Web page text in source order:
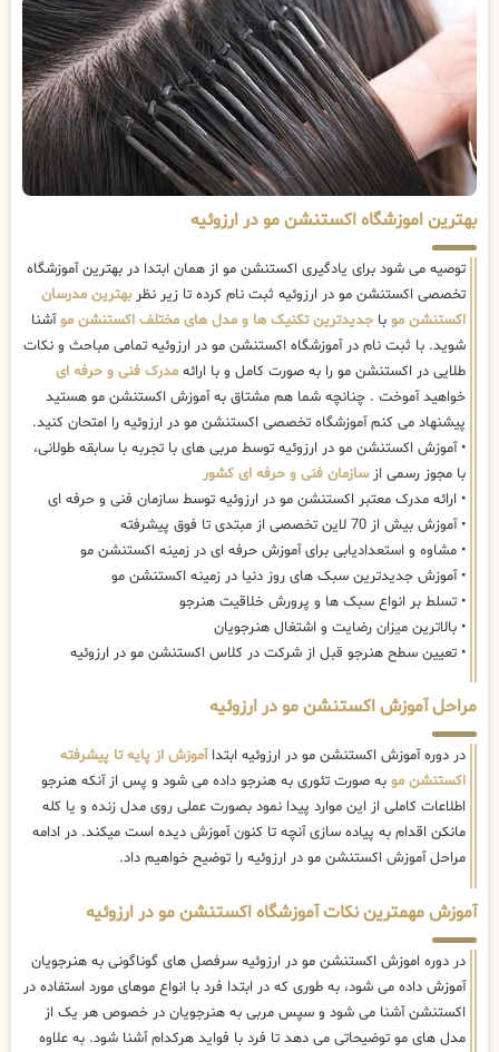
بهترین اموزشگاه اکستنشن مو در ارزوئیه
توصیه می شود برای یادگیری اکستنشن مو از همان ابتدا در بهترین آموزشگاه
تخصصی اکستنشن مو در ارزوئیه ثبت نام کرده تا زیر نظربهترین مدرسان
اکستنشن مو با جدیدترین تکنیک ها و مدل های مختلف اکستنشن موآشنا
شوید. با ثبت نام در آموزشگاه اکستنشن مو در ارزوئیه تمامی مباحث و نکات
طلایی در اکستنشن مو را به صورت کامل و با ارائه مدرک فنی و حرفه ای
خواهید آموخت . چنانچه شما هم مشتاق به آموزش اکستنشن مو هستید
پیشنهاد می کنم آموزشگاه تخصصی اکستنشن مو در ارزوئیه را امتحان کنید.
• آموزش اکستنشن مو در ارزوئیه توسط مربی های با تجربه با سابقه طولانی،
با مجوز رسمی ازسازمان فنی و حرفه ای کشور
• ارائه مدرک معتبر اکستنشن مو در ارزوئیه توسط سازمان فنی و حرفه ای
• آموزش بیش از 70 لاین تخصصی از مبتدی تا فوق پیشرفته
• مشاوه و استعدادیابی برای آموزش حرفه ای در زمینه اکستنشن مو
• آموزش جدیدترین سبک های روز دنیا در زمینه اکستنشن مو
• تسلط بر انواع سبک ها و پرورش خلاقیت هنرجو
• بالاترین میزان رضایت و اشتغال هنرجویان
• تعیین سطح هنرجو قبل از شرکت در کلاس اکستنشن مو در ارزوئیه
مراحل آموزش اکستنشن مو در ارزوئیه
در دوره آموزش اکستنشن مو در ارزوئیه ابتداآموزش از پایه تا پیشرفته
اکستنشن مو به صورت تئوری به هنرجو داده می شود و پس از آنکه هنرجو
اطلاعات کاملی از این موارد پیدا نمود بصورت عملی روی مدل زنده و یا کله
مانکن اقدام به پیاده سازی آنچه تا کنون آموزش دیده است میکند. در ادامه
مراحل آموزش اکستنشن مو در ارزوئیه را توضیح خواهیم داد.
آموزش مهمترین نکات آموزشگاه اکستنشن مو در ارزوئیه
در دوره اموزش اکستنشن مو در ارزوئیه سرفصل های گوناگونی به هنرجویان
آموزش داده می شود، به طوری که در ابتدا فرد با انواع موهای مورد استفاده در
اکستنشن آشنا می شود و سپس مربی به هنرجویان در خصوص هر یک از
مدل های مو توضیحاتی می دهد تا فرد با فواید هرکدام آشنا شود. به علاوه